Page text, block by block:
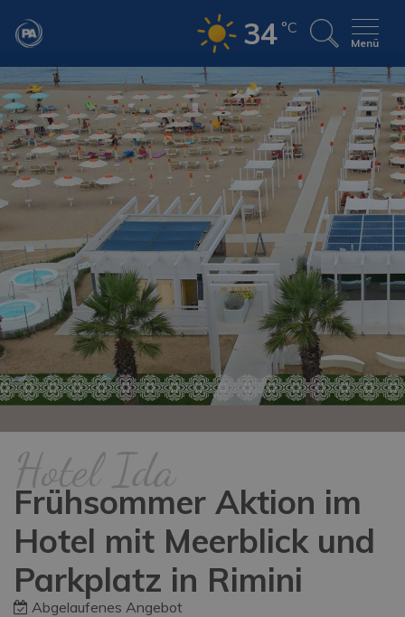
34 °C
Menü
Hotel Ida
Frühsommer Aktion im
Hotel mit Meerblick und
Parkplatz in Rimini
Abgelaufenes Angebot